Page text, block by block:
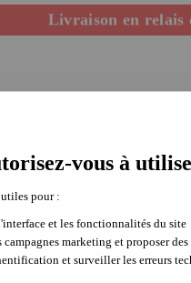
Livraison en relais
vous à
pour :
et les fonctionnalités du site
campagnes marketing et proposer
et surveiller les erreurs